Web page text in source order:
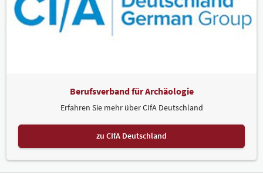
Berufsverband für Archäologie
Erfahren Sie mehr über CIfA Deutschland
zu CIfA Deutschland